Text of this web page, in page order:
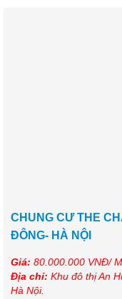
CHUNG CƯ THE
ĐÔNG- HÀ NỘI
Giá: 80.000.000 VNĐ/
Địa chỉ: Khu đô thị An
Hà Nội.